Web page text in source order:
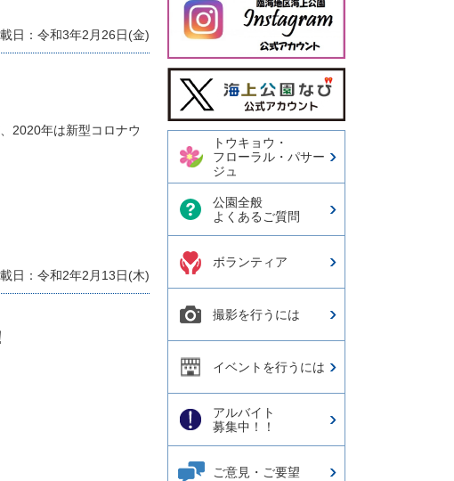
日：令和3年2月26日(金)
2020年は新型コロナウ
日：令和2年2月13日(木)
今日の東京港埠頭㈱【公式
X】
トウキョウ・
フローラル・パサー
ジュ
公園全般
よくあるご質問
ボランティア
撮影を行うには
イベントを行うには
アルバイト
募集中！！
ご意見・ご要望